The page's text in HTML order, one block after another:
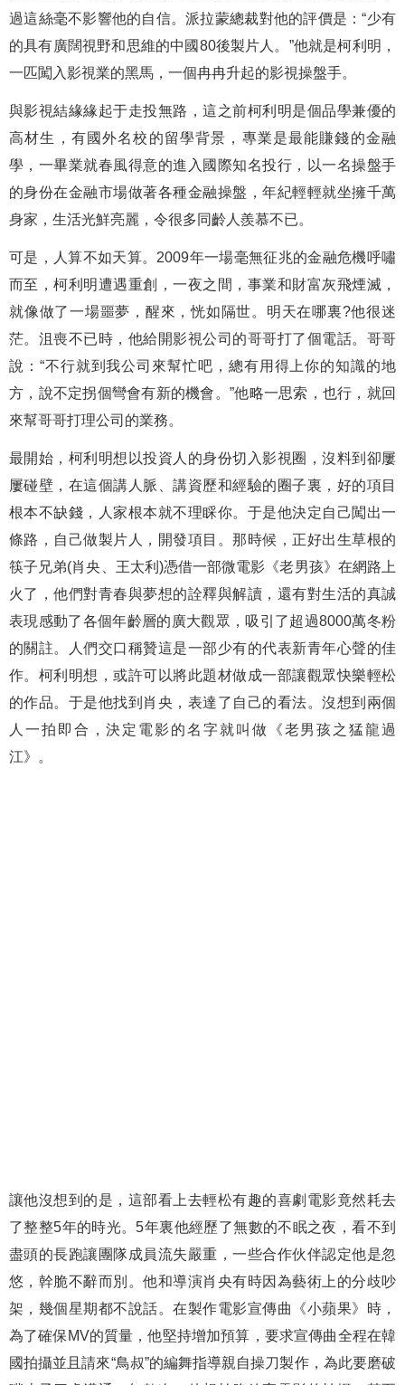
過這絲毫不影響他的自信。派拉蒙總裁對他的評價是：“少有
的具有廣闊視野和思維的中國80後製片人。”他就是柯利明，
一匹闖入影視業的黑馬，一個冉冉升起的影視操盤手。
與影視結緣緣起于走投無路，這之前柯利明是個品學兼優的
高材生，有國外名校的留學背景，專業是最能賺錢的金融
學，一畢業就春風得意的進入國際知名投行，以一名操盤手
的身份在金融市場做著各種金融操盤，年紀輕輕就坐擁千萬
身家，生活光鮮亮麗，令很多同齡人羨慕不已。
可是，人算不如天算。2009年一場毫無征兆的金融危機呼嘯
而至，柯利明遭遇重創，一夜之間，事業和財富灰飛煙滅，
就像做了一場噩夢，醒來，恍如隔世。明天在哪裏?他很迷
茫。沮喪不已時，他給開影視公司的哥哥打了個電話。哥哥
說：“不行就到我公司來幫忙吧，總有用得上你的知識的地
方，說不定拐個彎會有新的機會。”他略一思索，也行，就回
來幫哥哥打理公司的業務。
最開始，柯利明想以投資人的身份切入影視圈，沒料到卻屢
屢碰壁，在這個講人脈、講資歷和經驗的圈子裏，好的項目
根本不缺錢，人家根本就不理睬你。于是他決定自己闖出一
條路，自己做製片人，開發項目。那時候，正好出生草根的
筷子兄弟(肖央、王太利)憑借一部微電影《老男孩》在網路上
火了，他們對青春與夢想的詮釋與解讀，還有對生活的真誠
表現感動了各個年齡層的廣大觀眾，吸引了超過8000萬冬粉
的關註。人們交口稱贊這是一部少有的代表新青年心聲的佳
作。柯利明想，或許可以將此題材做成一部讓觀眾快樂輕松
的作品。于是他找到肖央，表達了自己的看法。沒想到兩個
人一拍即合，決定電影的名字就叫做《老男孩之猛龍過
江》。
讓他沒想到的是，這部看上去輕松有趣的喜劇電影竟然耗去
了整整5年的時光。5年裏他經歷了無數的不眠之夜，看不到
盡頭的長跑讓團隊成員流失嚴重，一些合作伙伴認定他是忽
悠，幹脆不辭而別。他和導演肖央有時因為藝術上的分歧吵
架，幾個星期都不說話。在製作電影宣傳曲《小蘋果》時，
為了確保MV的質量，他堅持增加預算，要求宣傳曲全程在韓
國拍攝並且請來“鳥叔”的編舞指導親自操刀製作，為此要磨破